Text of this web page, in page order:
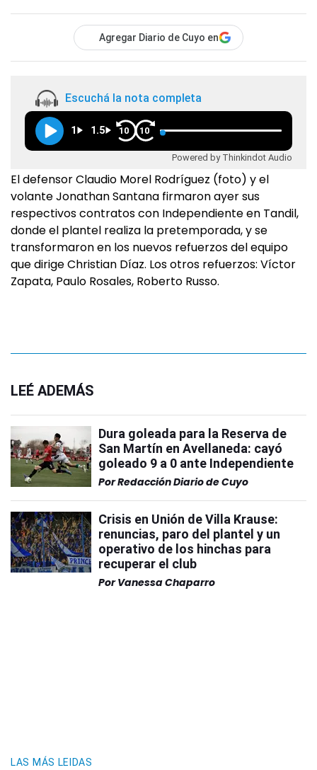
Agregar Diario de Cuyo en
Escuchá la nota completa
1 1.5 10 10
Powered by Thinkindot Audio
El defensor Claudio Morel Rodríguez (foto) y el
volante Jonathan Santana firmaron ayer sus
respectivos contratos con Independiente en Tandil,
donde el plantel realiza la pretemporada, y se
transformaron en los nuevos refuerzos del equipo
que dirige Christian Díaz. Los otros refuerzos: Víctor
Zapata, Paulo Rosales, Roberto Russo.
LEÉ ADEMÁS
Dura goleada para la Reserva de
San Martín en Avellaneda: cayó
goleado 9 a 0 ante Independiente
PorRedacción Diario de Cuyo
Crisis en Unión de Villa Krause:
renuncias, paro del plantel y un
operativo de los hinchas para
recuperar el club
Por Vanessa Chaparro
LAS MÁS LEIDAS